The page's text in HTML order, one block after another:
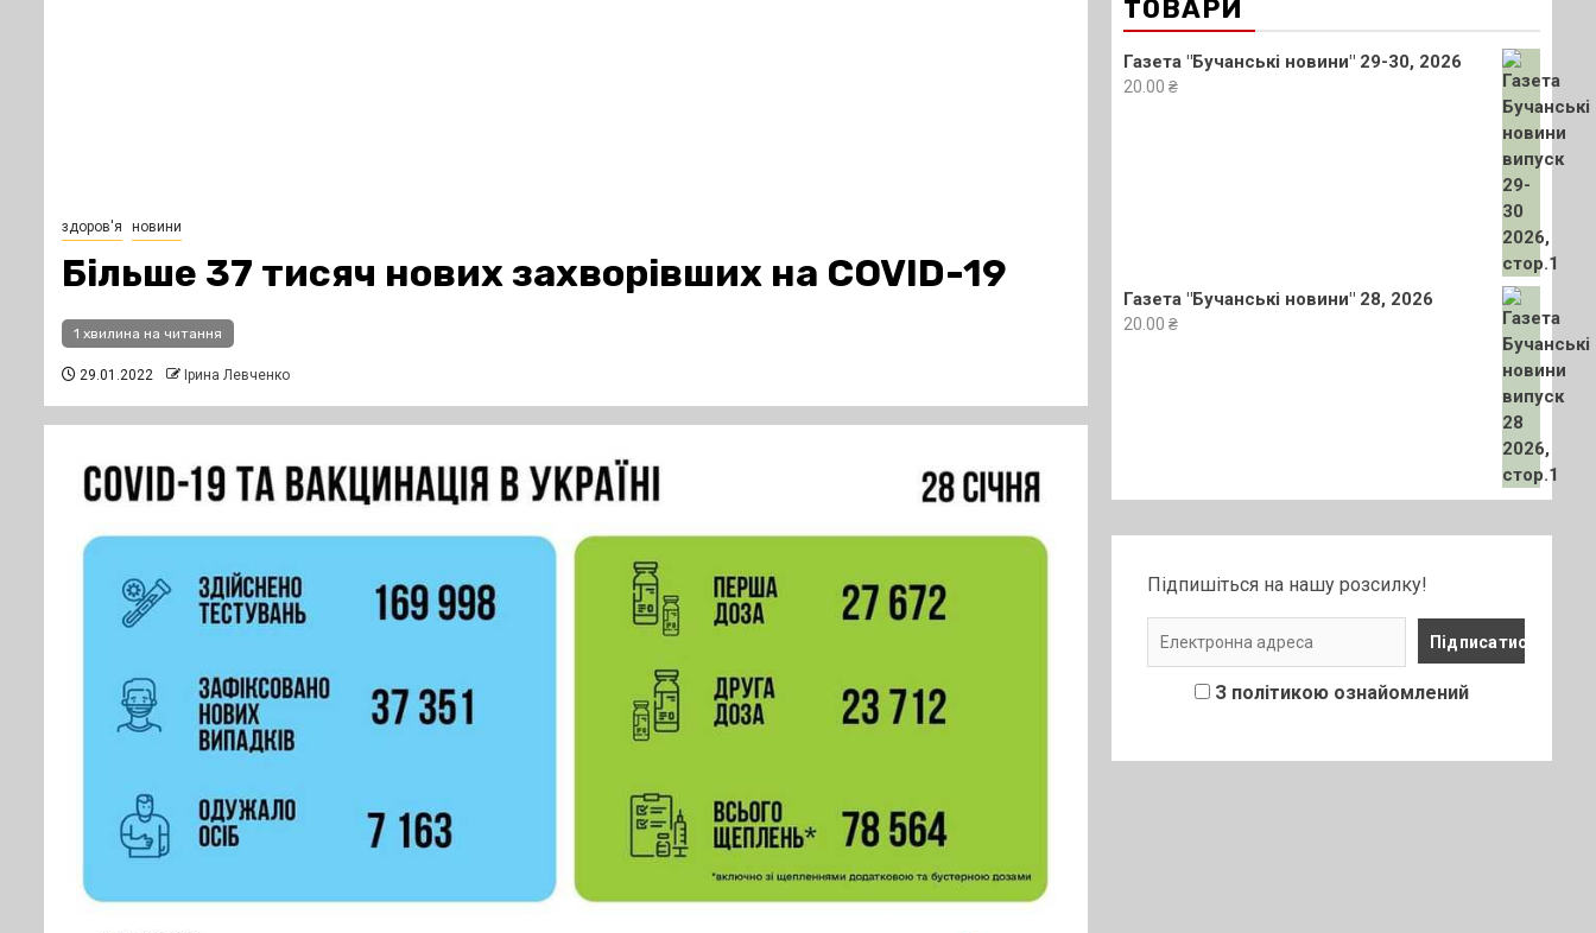
здоров'я новини
Більше 37 тисяч нових захворівших на COVID-19
1 хвилина на читання
29.01.2022 Ірина Левченко
ТОВАРИ
Газета "Бучанські новини" 29-30, 2026
20.00 ₴
Газета "Бучанські новини" 28, 2026
20.00 ₴
Підпишіться на нашу розсилку!
З політикою ознайомлений